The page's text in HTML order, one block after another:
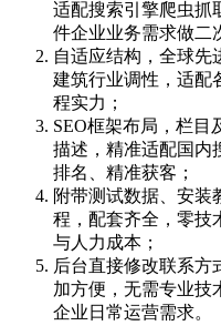
适配搜索引擎爬虫抓
件企业业务需求做二
自适应结构，全球先
建筑行业调性，适配
程实力；
SEO框架布局，栏目
描述，精准适配国内
排名、精准获客；
附带测试数据、安装
程，配套齐全，零技
与人力成本；
后台直接修改联系方
加方便，无需专业技
企业日常运营需求。